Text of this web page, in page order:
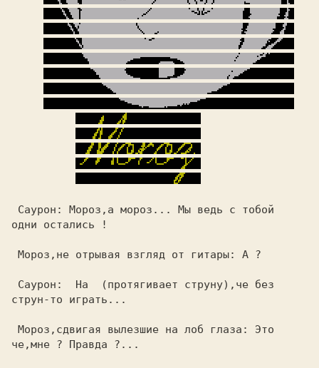
одни остались !
струн-то играть...
че,мне ? Правда ?...